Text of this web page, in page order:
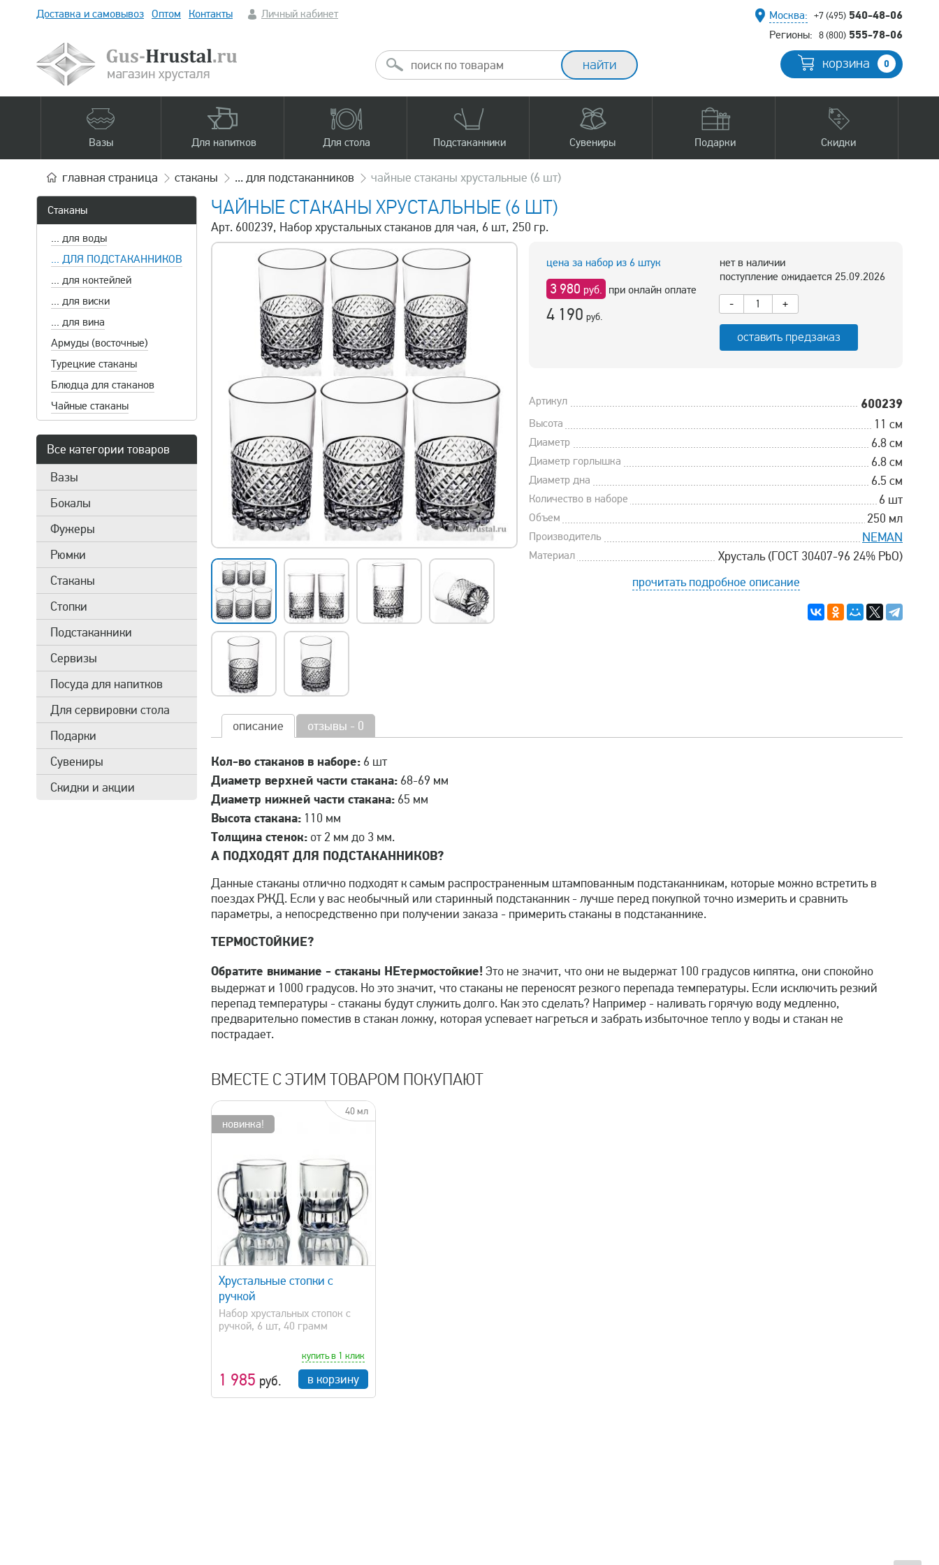
Доставка и самовывоз Оптом Контакты Личный кабинет Москва: +7 (495) 540-48-06
Регионы: 8 (800) 555-78-06
корзина 0
Вазы Для напитков Для стола Подстаканники Сувениры Подарки Скидки
главная страница стаканы ... для подстаканников чайные стаканы хрустальные (6 шт)
Стаканы
... для воды
... ДЛЯ ПОДСТАКАННИКОВ
... для коктейлей
... для виски
... для вина
Армуды (восточные)
Турецкие стаканы
Блюдца для стаканов
Чайные стаканы
Все категории товаров
Вазы
Бокалы
Фужеры
Рюмки
Стаканы
Стопки
Подстаканники
Сервизы
Посуда для напитков
Для сервировки стола
Подарки
Сувениры
Скидки и акции
ЧАЙНЫЕ СТАКАНЫ ХРУСТАЛЬНЫЕ (6 ШТ)
Арт. 600239, Набор хрустальных стаканов для чая, 6 шт, 250 гр.
цена за набор из 6 штук
3 980 руб. при онлайн оплате
4 190 руб.
нет в наличии
поступление ожидается 25.09.2026
-
+
оставить предзаказ
Артикул 600239
Высота 11 см
Диаметр 6.8 см
Диаметр горлышка 6.8 см
Диаметр дна 6.5 см
Количество в наборе 6 шт
Объем 250 мл
Производитель NEMAN
Материал
Хрусталь (ГОСТ 30407-96 24% PbO)
прочитать подробное описание
описание отзывы - 0
Кол-во стаканов в наборе: 6 шт
Диаметр верхней части стакана: 68-69 мм
Диаметр нижней части стакана: 65 мм
Высота стакана: 110 мм
Толщина стенок: от 2 мм до 3 мм.
А ПОДХОДЯТ ДЛЯ ПОДСТАКАННИКОВ?
Данные стаканы отлично подходят к самым распространенным штампованным подстаканникам, которые можно встретить в
поездах РЖД. Если у вас необычный или старинный подстаканник - лучше перед покупкой точно измерить и сравнить
параметры, а непосредственно при получении заказа - примерить стаканы в подстаканнике.
ТЕРМОСТОЙКИЕ?
Обратите внимание - стаканы НЕтермостойкие! Это не значит, что они не выдержат 100 градусов кипятка, они спокойно
выдержат и 1000 градусов. Но это значит, что стаканы не переносят резкого перепада температуры. Если исключить резкий
перепад температуры - стаканы будут служить долго. Как это сделать? Например - наливать горячую воду медленно,
предварительно поместив в стакан ложку, которая успевает нагреться и забрать избыточное тепло у воды и стакан не
пострадает.
ВМЕСТЕ С ЭТИМ ТОВАРОМ ПОКУПАЮТ
новинка!
40 мл
Хрустальные стопки с
ручкой
Набор хрустальных стопок с
ручкой, 6 шт, 40 грамм
1 985 руб.
купить в 1 клик
в корзину